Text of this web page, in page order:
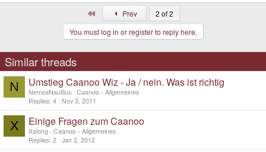
Prev
2 of 2
You must log in or register to reply here.
Similar threads
N Umstieg Caanoo Wiz - Ja / nein. Was ist richtig
NemosNautlius Caanoo - Allgemeines
Replies 4 Nov 3, 2011
X Einige Fragen zum Caanoo
Xalong
Caanoo - Allgemeines
Replies 2 Jan 2, 2012